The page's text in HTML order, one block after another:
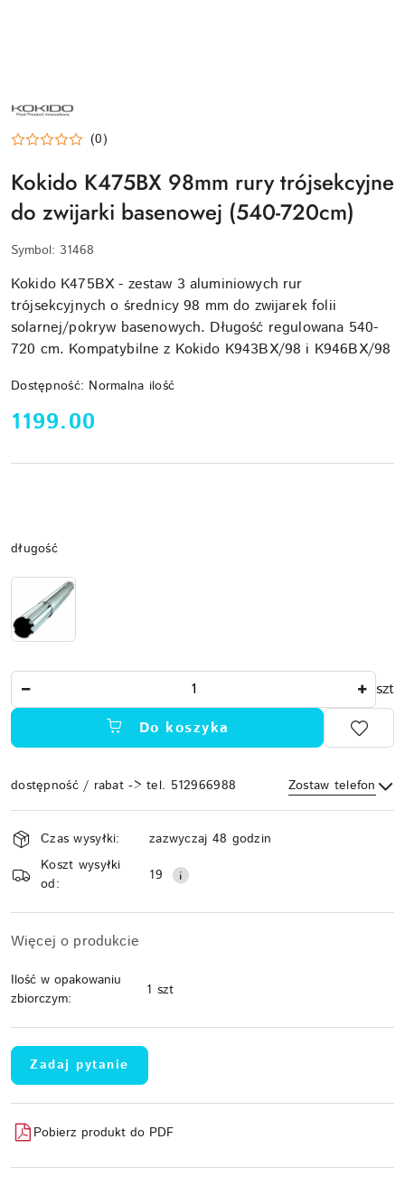
KOKIDO
(0)
Kokido K475BX 98mm rury trójsekcyjne
do zwijarki basenowej (540-720cm)
Symbol: 31468
Kokido K475BX - zestaw 3 aluminiowych rur
trójsekcyjnych o średnicy 98 mm do zwijarek folii
solarnej/pokryw basenowych. Długość regulowana 540-
720 cm. Kompatybilne z Kokido K943BX/98 i K946BX/98
Dostępność: Normalna ilość
cena:
1199.00
Wariant
długość
szt
Do koszyka
dostępność / rabat -> tel. 512966988 Zostaw telefon
Wyślij
Dostępność
i
dostawa
Czas wysyłki:
zazwyczaj 48 godzin
Koszt wysyłki
od:
19
Więcej o produkcie
Ilość w opakowaniu
zbiorczym:
1 szt
Zadaj pytanie
Pobierz produkt do PDF